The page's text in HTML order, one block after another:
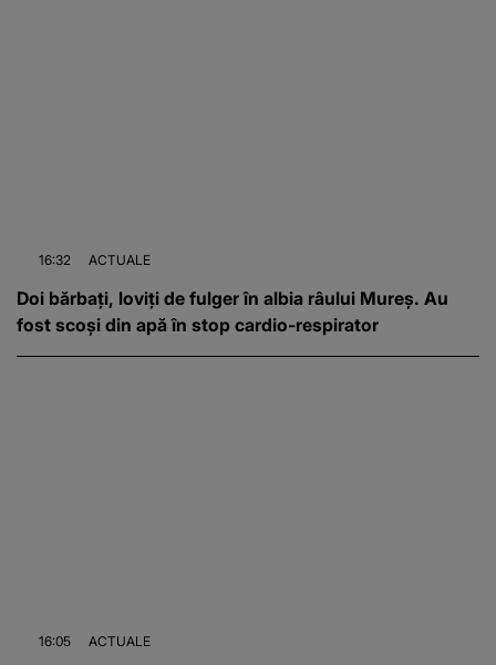
16:32 ACTUALE
Doi bărbați, loviți de fulger în albia râului Mureș. Au
fost scoși din apă în stop cardio-respirator
16:05 ACTUALE